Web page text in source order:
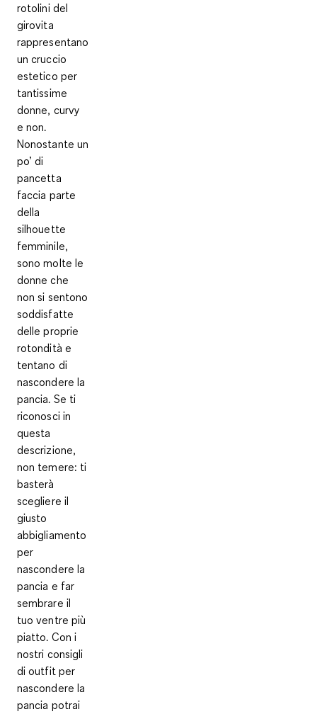
rotolini del
girovita
rappresentano
un cruccio
estetico per
tantissime
donne, curvy
e non.
Nonostante un
po’ di
pancetta
faccia parte
della
silhouette
femminile,
sono molte le
donne che
non si sentono
soddisfatte
delle proprie
rotondità e
tentano di
nascondere la
pancia. Se ti
riconosci in
questa
descrizione,
non temere: ti
basterà
scegliere il
giusto
abbigliamento
per
nascondere la
pancia e far
sembrare il
tuo ventre più
piatto. Con i
nostri consigli
di outfit per
nascondere la
pancia potrai